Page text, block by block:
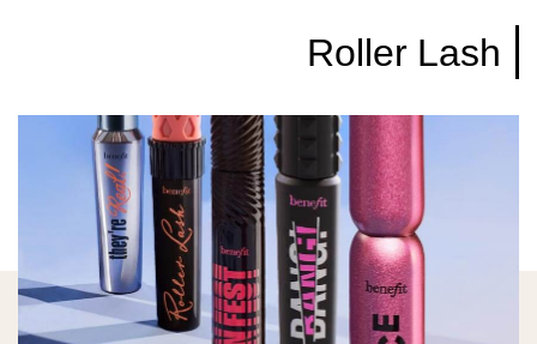
Roller Lash